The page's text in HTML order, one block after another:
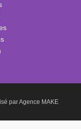
parAgence MAKE